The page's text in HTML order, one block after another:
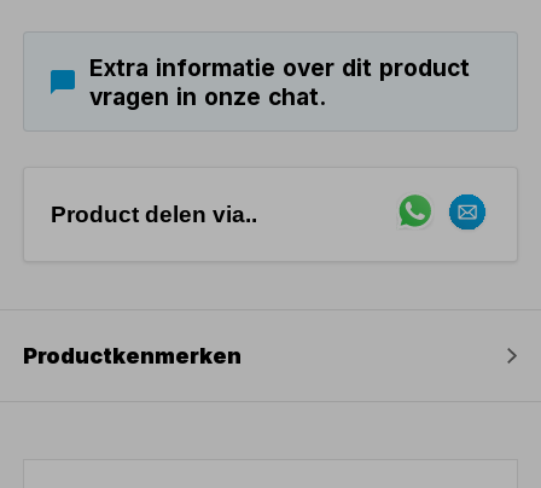
Extra informatie over dit product
vragen in onze chat.
Product delen via..
Productkenmerken